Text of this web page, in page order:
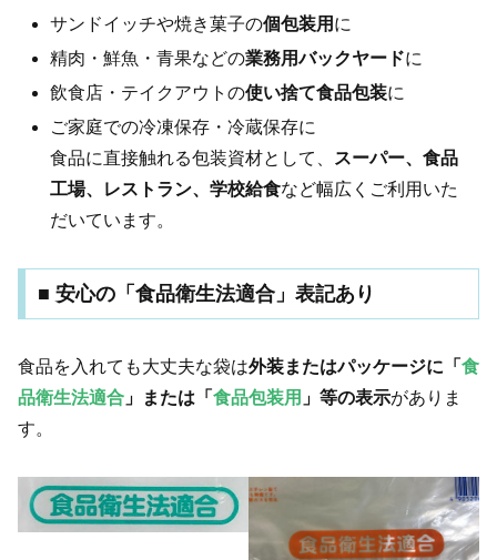
サンドイッチや焼き菓子の個包装用 に
精肉・鮮魚・青果などの業務用バックヤードに
飲食店・テイクアウトの使い捨て食品包装に
ご家庭での冷凍保存・冷蔵保存に
食品に直接触れる包装資材として、
スーパー、食品
工場、レストラン、学校給食など幅広くご利用いた
だいています。
■ 安心の「食品衛生法適合」表記あり
食品を入れても大丈夫な袋は外装またはパッケージに「 食
品衛生法適合 」または「 食品包装用 」等の表示がありま
す。